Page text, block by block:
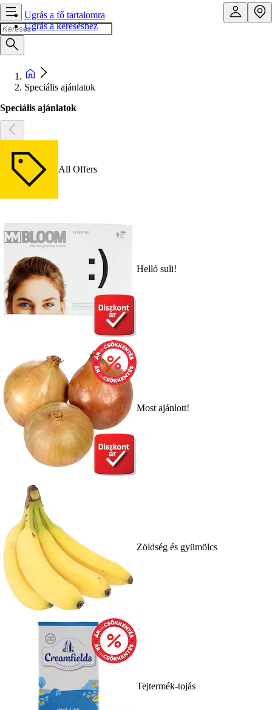
Ugrás a fő tartalomra
Ugrás a kereséshez
Speciális ajánlatok
Speciális ajánlatok
All Offers
Helló suli!
Most ajánlott!
Zöldség és gyümölcs
Tejtermék-tojás